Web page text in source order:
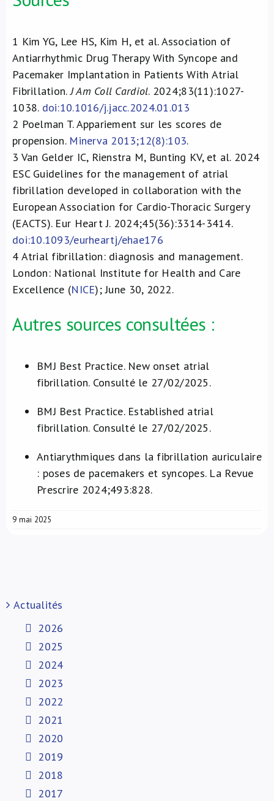
1 Kim YG, Lee HS, Kim H, et al. Association of
Antiarrhythmic Drug Therapy With Syncope and
Pacemaker Implantation in Patients With Atrial
Fibrillation.J Am Coll Cardiol. 2024;83(11):1027-
1038. doi:10.1016/j.jacc.2024.01.013
2 Poelman T. Appariement sur les scores de
propension. Minerva 2013;12(8):103.
3 Van Gelder IC, Rienstra M, Bunting KV, et al. 2024
ESC Guidelines for the management of atrial
fibrillation developed in collaboration with the
European Association for Cardio-Thoracic Surgery
(EACTS). Eur Heart J. 2024;45(36):3314-3414.
doi:10.1093/eurheartj/ehae176
4 Atrial fibrillation: diagnosis and management.
London: National Institute for Health and Care
Excellence (NICE); June 30, 2022.
Autres sources consultées :
BMJ Best Practice. New onset atrial
fibrillation. Consulté le 27/02/2025.
BMJ Best Practice. Established atrial
fibrillation. Consulté le 27/02/2025.
Antiarythmiques dans la fibrillation auriculaire
: poses de pacemakers et syncopes. La Revue
Prescrire 2024;493:828.
9 mai 2025
Actualités
2026
2025
2024
2023
2022
2021
2020
2019
2018
2017